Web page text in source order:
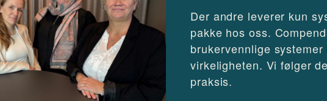
Der andre leverer kun
pakke hos oss.
brukervennlige
virkeligheten. Vi følger
praksis.